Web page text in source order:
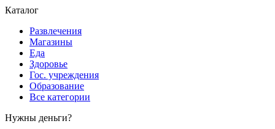
Каталог
Развлечения
Магазины
Еда
Здоровье
Гос. учреждения
Образование
Все категории
Нужны деньги?